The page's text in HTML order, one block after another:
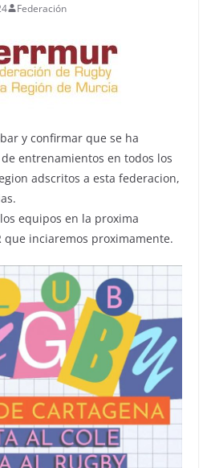
Federación
y confirmar que se ha
entrenamientos en todos los
adscritos a esta federacion,
equipos en la proxima
que inciaremos proximamente.